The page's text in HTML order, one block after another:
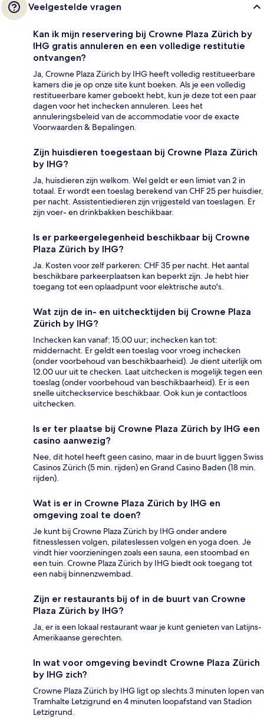
Veelgestelde vragen
Kan ik mijn reservering bij Crowne Plaza Zürich by
IHG gratis annuleren en een volledige restitutie
ontvangen?
Ja, Crowne Plaza Zürich by IHG heeft volledig restitueerbare
kamers die je op onze site kunt boeken. Als je een volledig
restitueerbare kamer geboekt hebt, kun je deze tot een paar
dagen voor het inchecken annuleren. Lees het
annuleringsbeleid van de accommodatie voor de exacte
Voorwaarden & Bepalingen.
Zijn huisdieren toegestaan bij Crowne Plaza Zürich
by IHG?
Ja, huisdieren zijn welkom. Wel geldt er een limiet van 2 in
totaal. Er wordt een toeslag berekend van CHF 25 per huisdier,
per nacht. Assistentiedieren zijn vrijgesteld van toeslagen. Er
zijn voer- en drinkbakken beschikbaar.
Is er parkeergelegenheid beschikbaar bij Crowne
Plaza Zürich by IHG?
Ja. Kosten voor zelf parkeren: CHF 35 per nacht. Het aantal
beschikbare parkeerplaatsen kan beperkt zijn. Je hebt hier
toegang tot een oplaadpunt voor elektrische auto's.
Wat zijn de in- en uitchecktijden bij Crowne Plaza
Zürich by IHG?
Inchecken kan vanaf: 15.00 uur; inchecken kan tot:
middernacht. Er geldt een toeslag voor vroeg inchecken
(onder voorbehoud van beschikbaarheid). Je dient uiterlijk om
12.00 uur uit te checken. Laat uitchecken is mogelijk tegen een
toeslag (onder voorbehoud van beschikbaarheid). Er is een
snelle uitcheckservice beschikbaar. Ook kun je contactloos
uitchecken.
Is er ter plaatse bij Crowne Plaza Zürich by IHG een
casino aanwezig?
Nee, dit hotel heeft geen casino, maar in de buurt liggen Swiss
Casinos Zürich (5 min. rijden) en Grand Casino Baden (18 min.
rijden).
Wat is er in Crowne Plaza Zürich by IHG en
omgeving zoal te doen?
Je kunt bij Crowne Plaza Zürich by IHG onder andere
fitnesslessen volgen, pilateslessen volgen en yoga doen. Je
vindt hier voorzieningen zoals een sauna, een stoombad en
een tuin. Crowne Plaza Zürich by IHG biedt ook toegang tot
een nabij binnenzwembad.
Zijn er restaurants bij of in de buurt van Crowne
Plaza Zürich by IHG?
Ja, er is een lokaal restaurant waar je kunt genieten van Latijns-
Amerikaanse gerechten.
In wat voor omgeving bevindt Crowne Plaza Zürich
by IHG zich?
Crowne Plaza Zürich by IHG ligt op slechts 3 minuten lopen van
Tramhalte Letzigrund en 4 minuten loopafstand van Stadion
Letzigrund.